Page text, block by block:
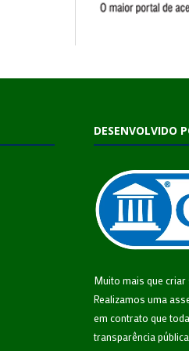
DESENVOLVIDO
Muito mais que criar
Realizamos uma
em contrato que
transparência pública